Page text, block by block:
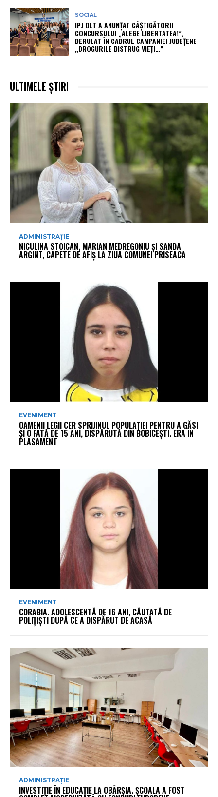
SOCIAL
IPJ OLT A ANUNȚAT CÂȘTIGĂTORII
CONCURSULUI „ALEGE LIBERTATEA!”,
DERULAT ÎN CADRUL CAMPANIEI JUDEȚENE
„DROGURILE DISTRUG VIEȚI…”
ULTIMELE ȘTIRI
ADMINISTRAȚIE
NICULINA STOICAN, MARIAN MEDREGONIU ȘI SANDA
ARGINT, CAPETE DE AFIȘ LA ZIUA COMUNEI PRISEACA
EVENIMENT
OAMENII LEGII CER SPRIJINUL POPULAȚIEI PENTRU A GĂSI
ȘI O FATĂ DE 15 ANI, DISPĂRUTĂ DIN BOBICEȘTI. ERA ÎN
PLASAMENT
EVENIMENT
CORABIA. ADOLESCENTĂ DE 16 ANI, CĂUTATĂ DE
POLIȚIȘTI DUPĂ CE A DISPĂRUT DE ACASĂ
ADMINISTRAȚIE
INVESTIȚIE ÎN EDUCAȚIE LA OBÂRȘIA. ȘCOALA A FOST